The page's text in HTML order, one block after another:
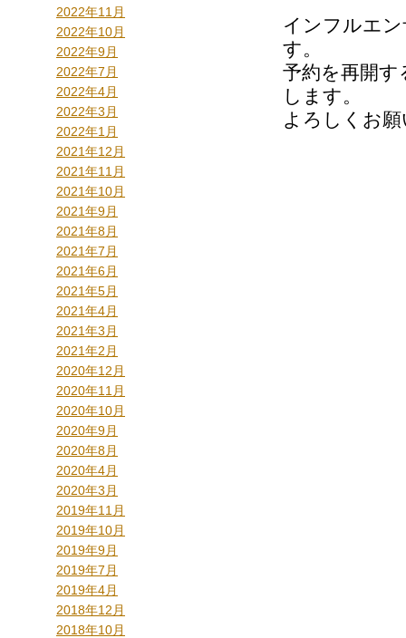
2022年11月
2022年10月
2022年9月
2022年7月
2022年4月
2022年3月
2022年1月
2021年12月
2021年11月
2021年10月
2021年9月
2021年8月
2021年7月
2021年6月
2021年5月
2021年4月
2021年3月
2021年2月
2020年12月
2020年11月
2020年10月
2020年9月
2020年8月
2020年4月
2020年3月
2019年11月
2019年10月
2019年9月
2019年7月
2019年4月
2018年12月
2018年10月
インフルエ
す。
予約を再開す
します。
よろしくお